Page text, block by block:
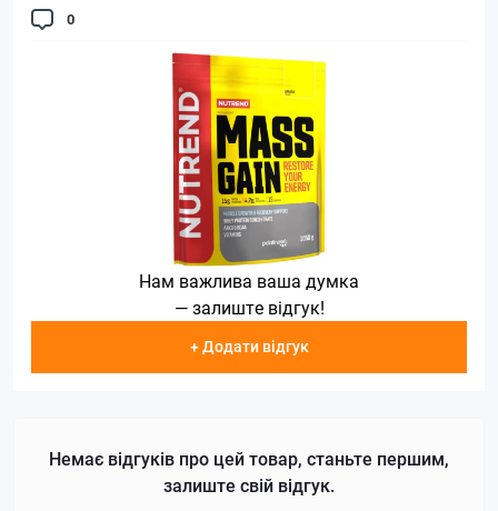
0
Нам важлива ваша думка
— залиште відгук!
+ Додати відгук
Немає відгуків про цей товар, станьте першим,
залиште свій відгук.